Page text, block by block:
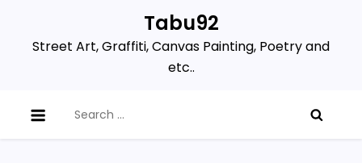
content
Tabu92
Street Art, Graffiti, Canvas Painting, Poetry and
etc..
for: